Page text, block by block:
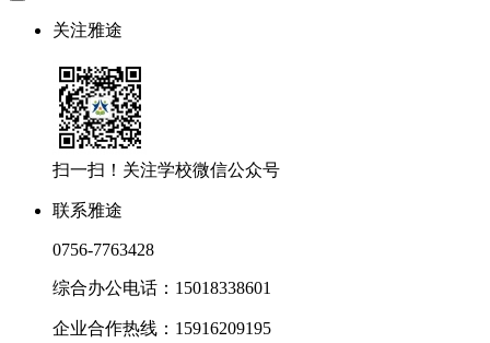
关注雅途
扫一扫！关注学校微信公众号
联系雅途
0756-7763428
综合办公电话：15018338601
企业合作热线：15916209195